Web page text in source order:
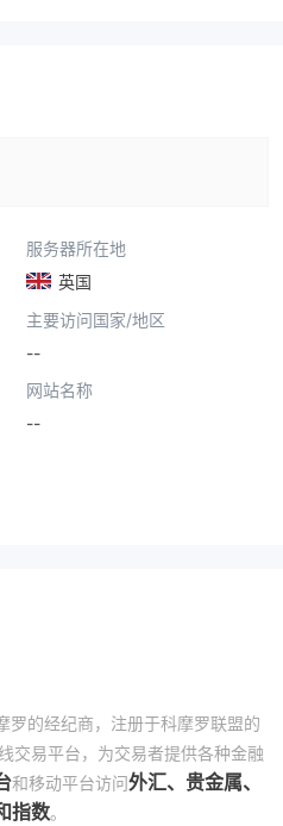
服务器所在地
英国
主要访问国家/地区
--
网站名称
--
的经纪商，注册于科摩罗联盟的
交易平台，为交易者提供各种金融
和移动平台访问外汇、贵金属、
指数。